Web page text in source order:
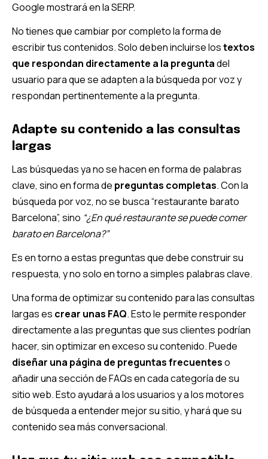
Google mostrará en la SERP.
No tienes que cambiar por completo la forma de
escribir tus contenidos. Solo deben incluirse lostextos
que respondan directamente a la preguntadel
usuario para que se adapten a la búsqueda por voz y
respondan pertinentemente a la pregunta.
Adapte su contenido a las consultas
largas
Las búsquedas ya no se hacen en forma de palabras
clave, sino en forma de preguntas completas. Con la
búsqueda por voz, no se busca “restaurante barato
Barcelona”, sino “¿En qué restaurante se puede comer
barato en Barcelona?”
Es en torno a estas preguntas que debe construir su
respuesta, y no solo en torno a simples palabras clave.
Una forma de optimizar su contenido para las consultas
largas es crear unas FAQ. Esto le permite responder
directamente a las preguntas que sus clientes podrían
hacer, sin optimizar en exceso su contenido. Puede
diseñar una página de preguntas frecuenteso
añadir una sección de FAQs en cada categoría de su
sitio web. Esto ayudará a los usuarios y a los motores
de búsqueda a entender mejor su sitio, y hará que su
contenido sea más conversacional.